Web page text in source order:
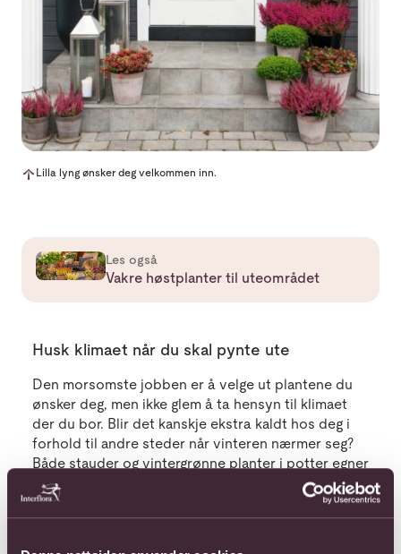
Lilla lyng ønsker deg velkommen inn.
Les mer om Vakre høstplanter til uteområdet
Les også
Vakre høstplanter til uteområdet
Husk klimaet når du skal pynte ute
Den morsomste jobben er å velge ut plantene du
ønsker deg, men ikke glem å ta hensyn til klimaet
der du bor. Blir det kanskje ekstra kaldt hos deg i
forhold til andre steder når vinteren nærmer seg?
Både stauder og vintergrønne planter i potter egner
seg godt til å stå ute, selv når det blir kaldere i
temperaturen. Calluna er også et godt valg hvis du
ønsker litt farge til inngangspartiet.